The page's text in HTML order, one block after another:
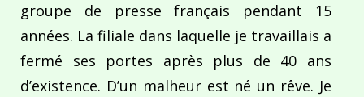
groupe de presse français pendant 15
années. La filiale dans laquelle je travaillais a
fermé ses portes après plus de 40 ans
d’existence. D’un malheur est né un rêve. Je